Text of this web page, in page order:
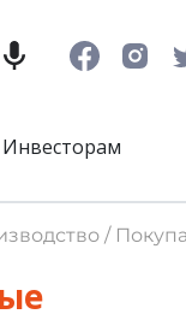
Инвесторам
/